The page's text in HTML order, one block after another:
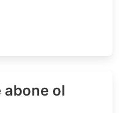
abone ol